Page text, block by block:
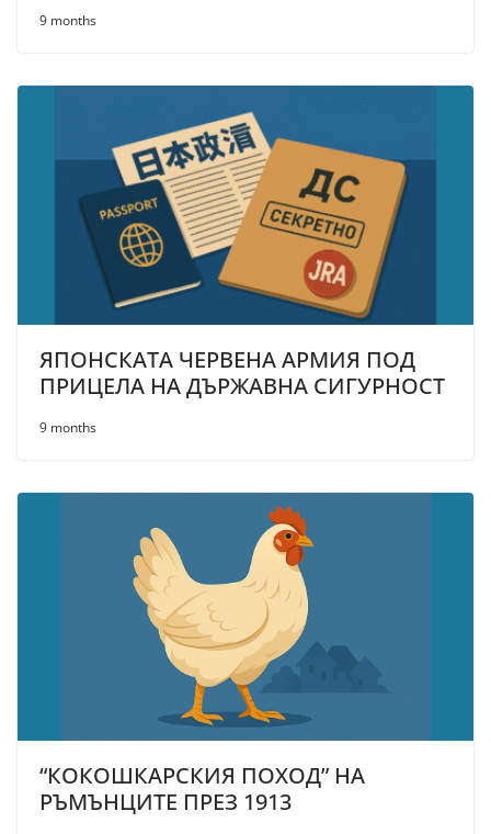
9 months
ЯПОНСКАТА ЧЕРВЕНА АРМИЯ ПОД
ПРИЦЕЛА НА ДЪРЖАВНА СИГУРНОСТ
9 months
“КОКОШКАРСКИЯ ПОХОД” НА
РЪМЪНЦИТЕ ПРЕЗ 1913